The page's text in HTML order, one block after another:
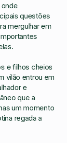
questões
mergulhar em
e filhos cheios
vilão entrou em
e
que a
um momento
regada a